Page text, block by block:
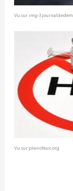
Vu sur img-
Vu sur pleinsfeux.org